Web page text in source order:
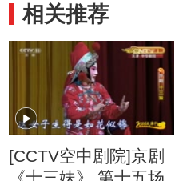
相关推荐
[CCTV空中剧院]京剧